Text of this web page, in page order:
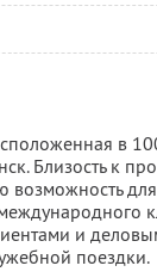
в
Близость к
возможность
и
поездки.